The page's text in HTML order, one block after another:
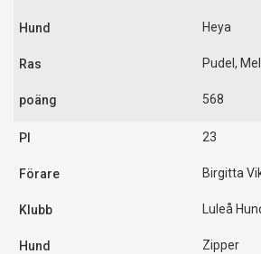
Heya
Pudel,
568
23
Birgitta
Luleå
Zipper